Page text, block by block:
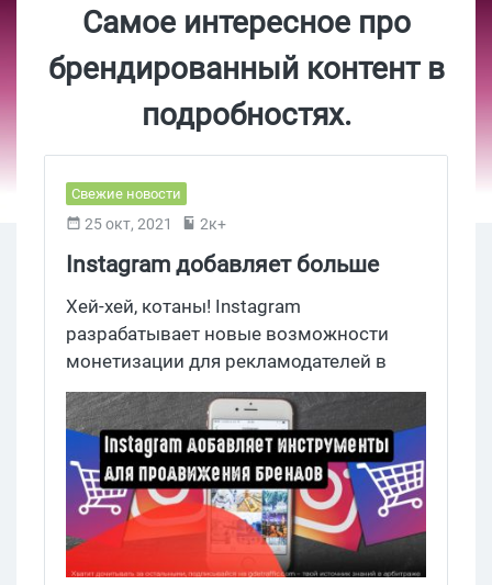
Самое интересное про
брендированный контент в
подробностях.
Свежие новости
25 окт, 2021 2к+
Instagram добавляет больше
инструментов для продвижения
брендированного контента
Хей-хей, котаны! Instagram
разрабатывает новые возможности
монетизации для рекламодателей в
преддверии рождественских
праздников. Соцсеть хочет помочь
популярным блогерам увеличить свой
доход за счет брендированного
контента.